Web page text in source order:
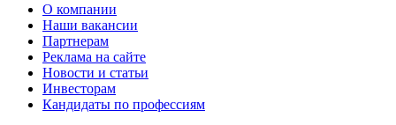
О компании
Наши вакансии
Партнерам
Реклама на сайте
Новости и статьи
Инвесторам
Кандидаты по профессиям